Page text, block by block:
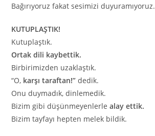
Bağırıyoruz fakat sesimizi duyuramıyoruz.
KUTUPLAŞTIK!
Kutuplaştık.
Ortak dili kaybettik.
Birbirimizden uzaklaştık.
“O, karşı taraftan!” dedik.
Onu duymadık, dinlemedik.
Bizim gibi düşünmeyenlerlealay ettik.
Bizim tayfayı hepten melek bildik.